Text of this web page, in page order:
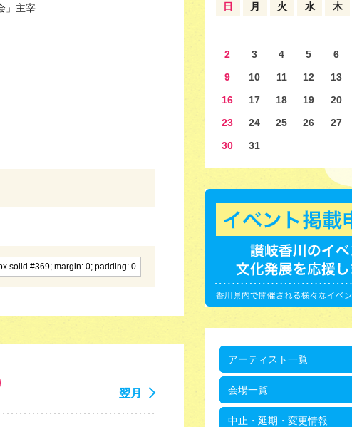
」主宰
翌月
日 月 火 水 木
2
3 4 5 6
9
10 11 12 13
16
17 18 19 20
23
24 25 26 27
30
31
アーティスト一覧
会場一覧
中止・延期・変更情報